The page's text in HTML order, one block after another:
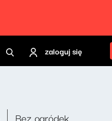
zaloguj się
Bez ogródek